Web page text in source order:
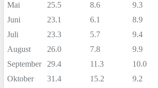
Mai
25.5 8.6 9.3
Juni
23.1 6.1 8.9
Juli
23.3 5.7 9.4
August
26.0 7.8 9.9
September
29.4 11.3 10.0
Oktober
31.4 15.2 9.2